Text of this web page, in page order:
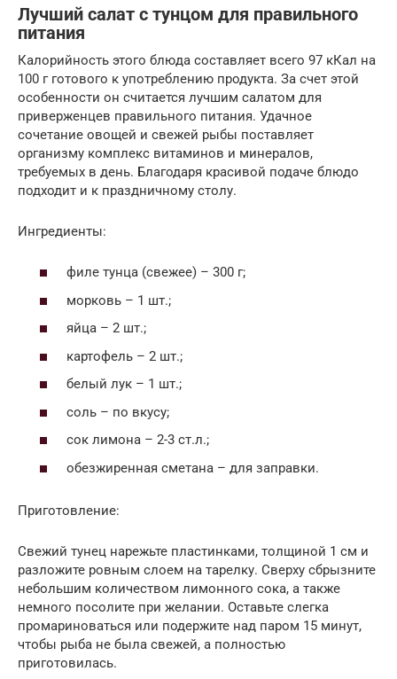
Лучший салат с тунцом для правильного
питания
Калорийность этого блюда составляет всего 97 кКал на
100 г готового к употреблению продукта. За счет этой
особенности он считается лучшим салатом для
приверженцев правильного питания. Удачное
сочетание овощей и свежей рыбы поставляет
организму комплекс витаминов и минералов,
требуемых в день. Благодаря красивой подаче блюдо
подходит и к праздничному столу.
Ингредиенты:
филе тунца (свежее) – 300 г;
морковь – 1 шт.;
яйца – 2 шт.;
картофель – 2 шт.;
белый лук – 1 шт.;
соль – по вкусу;
сок лимона – 2-3 ст.л.;
обезжиренная сметана – для заправки.
Приготовление:
Свежий тунец нарежьте пластинками, толщиной 1 см и
разложите ровным слоем на тарелку. Сверху сбрызните
небольшим количеством лимонного сока, а также
немного посолите при желании. Оставьте слегка
промариноваться или подержите над паром 15 минут,
чтобы рыба не была свежей, а полностью
приготовилась.